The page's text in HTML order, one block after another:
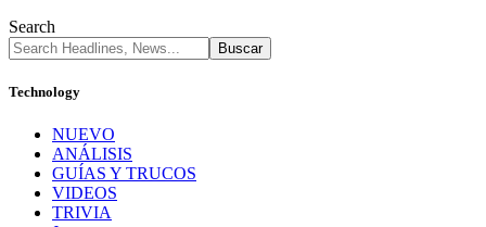
Search
Technology
NUEVO
ANÁLISIS
GUÍAS Y TRUCOS
VIDEOS
TRIVIA